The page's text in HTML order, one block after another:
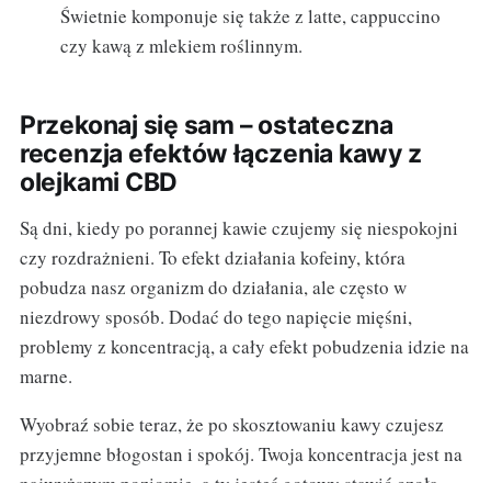
Świetnie komponuje się także z latte, cappuccino
czy kawą z mlekiem roślinnym.
Przekonaj się sam – ostateczna
recenzja efektów łączenia kawy z
olejkami CBD
Są dni, kiedy po porannej kawie czujemy się niespokojni
czy rozdrażnieni. To efekt działania kofeiny, która
pobudza nasz organizm do działania, ale często w
niezdrowy sposób. Dodać do tego napięcie mięśni,
problemy z koncentracją, a cały efekt pobudzenia idzie na
marne.
Wyobraź sobie teraz, że po skosztowaniu kawy czujesz
przyjemne błogostan i spokój. Twoja koncentracja jest na